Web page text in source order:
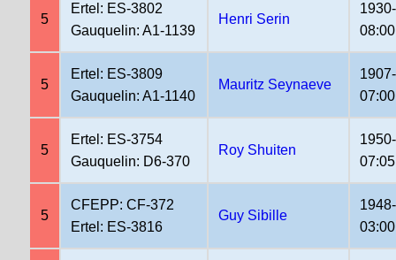
5
Ertel: ES-3802
Gauquelin: A1-1139
Henri Serin
08:00
5
Ertel: ES-3809
Gauquelin: A1-1140
Mauritz Seynaeve
07:00
5
Ertel: ES-3754
Gauquelin: D6-370
Roy Shuiten
07:05
5
CFEPP: CF-372
Ertel: ES-3816
Guy Sibille
03:00